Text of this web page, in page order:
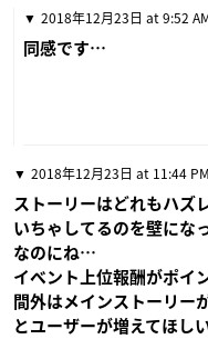
2018年12月23日 at 9:52
同感です…
2018年12月23日 at 11:44 PM
ストーリーはどれもハズ
いちゃしてるのを壁にな
なのにね…
イベント上位報酬がポイ
間外はメインストーリー
とユーザーが増えてほし